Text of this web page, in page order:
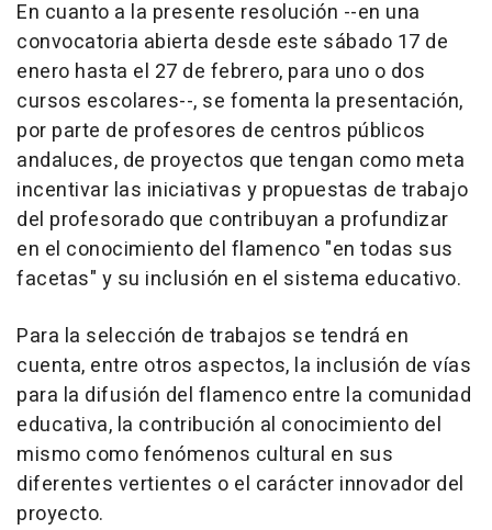
En cuanto a la presente resolución --en una
convocatoria abierta desde este sábado 17 de
enero hasta el 27 de febrero, para uno o dos
cursos escolares--, se fomenta la presentación,
por parte de profesores de centros públicos
andaluces, de proyectos que tengan como meta
incentivar las iniciativas y propuestas de trabajo
del profesorado que contribuyan a profundizar
en el conocimiento del flamenco "en todas sus
facetas" y su inclusión en el sistema educativo.
Para la selección de trabajos se tendrá en
cuenta, entre otros aspectos, la inclusión de vías
para la difusión del flamenco entre la comunidad
educativa, la contribución al conocimiento del
mismo como fenómenos cultural en sus
diferentes vertientes o el carácter innovador del
proyecto.